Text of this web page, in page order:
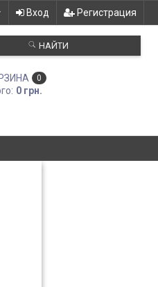
Вход Регистрация
НАЙТИ
0
0 грн.